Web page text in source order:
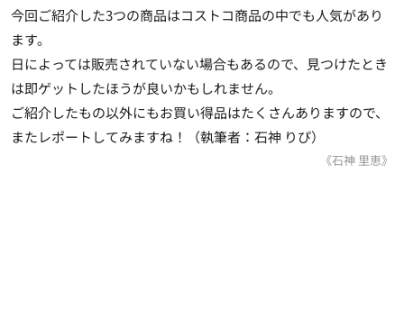
今回ご紹介した3つの商品はコストコ商品の中でも人気があり
ます。
日によっては販売されていない場合もあるので、見つけたとき
は即ゲットしたほうが良いかもしれません。
ご紹介したもの以外にもお買い得品はたくさんありますので、
またレポートしてみますね！（執筆者：石神 りぴ）
《石神 里恵》